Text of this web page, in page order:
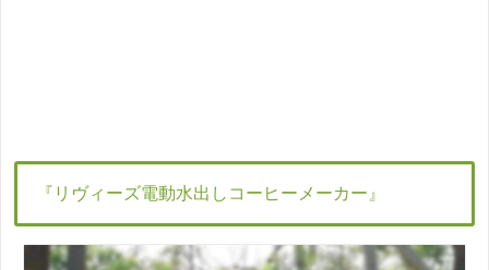
『リヴィーズ電動水出しコーヒーメーカー』